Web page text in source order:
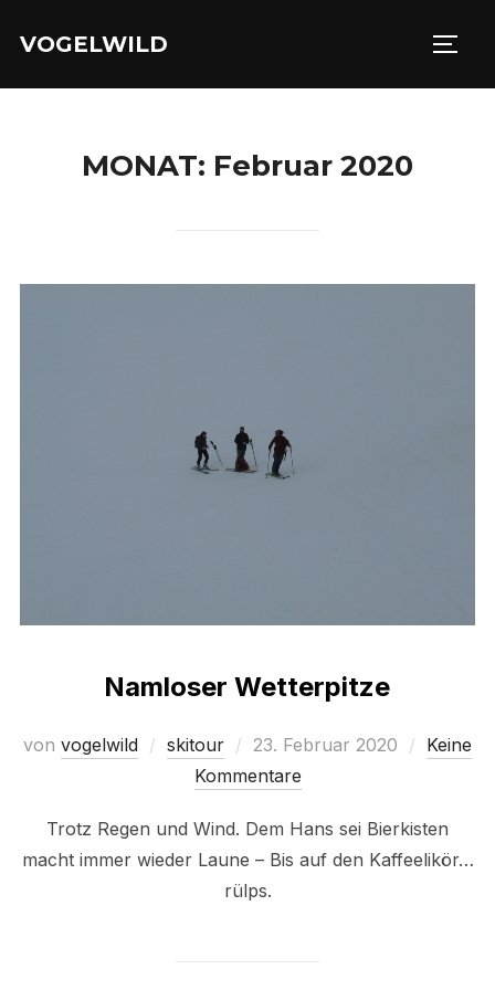
Inhalten
VOGELWILD
MONAT: Februar 2020
Namloser Wetterpitze
von vogelwild skitour
Veröffentlicht
am
23. Februar 2020
Keine
Kommentare
Trotz Regen und Wind. Dem Hans sei Bierkisten
macht immer wieder Laune – Bis auf den Kaffeelikör…
rülps.